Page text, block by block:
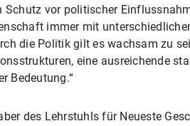
Schutz vor politischer
immer mit
die Politik gilt es wachsam zu
eine ausreichende
Bedeutung.“
des Lehrstuhls für Neueste